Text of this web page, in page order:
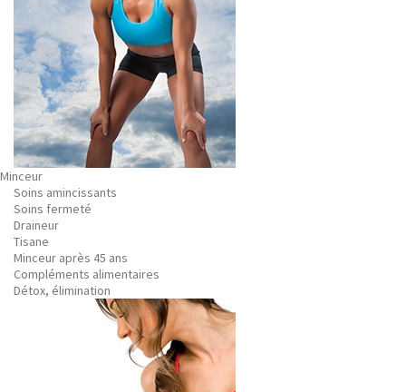
Minceur
Soins amincissants
Soins fermeté
Draineur
Tisane
Minceur après 45 ans
Compléments alimentaires
Détox, élimination